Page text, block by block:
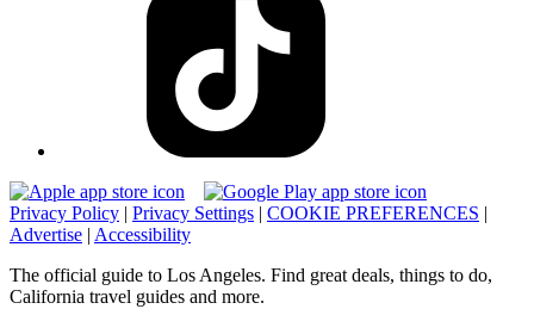
Privacy Policy | Privacy Settings | COOKIE PREFERENCES |
Advertise | Accessibility
The official guide to Los Angeles. Find great deals, things to do,
California travel guides and more.